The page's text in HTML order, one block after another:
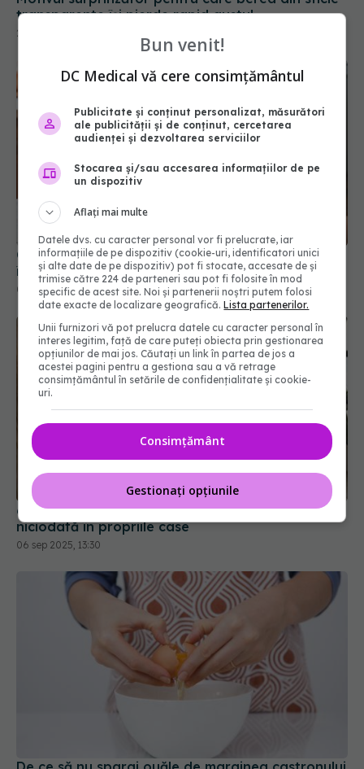
Ce se întâmplă cu mâncarea atunci când o
încălzești la microunde în recipient de plastic
06 mar 2026, 17:27
6 greșeli pe care designerii de interior nu le fac
niciodată în propriile case
06 sep 2025, 13:30
Bun venit!
DC Medical vă cere consimțământul
Publicitate și conținut personalizat, măsurători
ale publicității și de conținut, cercetarea
audienței și dezvoltarea serviciilor
Stocarea și/sau accesarea informațiilor de pe
un dispozitiv
Aflați mai multe
Datele dvs. cu caracter personal vor fi prelucrate, iar
informațiile de pe dispozitiv (cookie-uri, identificatori unici
și alte date de pe dispozitiv) pot fi stocate, accesate de și
trimise către 224 de parteneri sau pot fi folosite în mod
specific de acest site. Noi și partenerii noștri putem folosi
date exacte de localizare geografică.Lista partenerilor.
Unii furnizori vă pot prelucra datele cu caracter personal în
interes legitim, față de care puteți obiecta prin gestionarea
opțiunilor de mai jos. Căutați un link în partea de jos a
acestei pagini pentru a gestiona sau a vă retrage
consimțământul în setările de confidențialitate și cookie-
uri.
Consimțământ
Gestionați opțiunile